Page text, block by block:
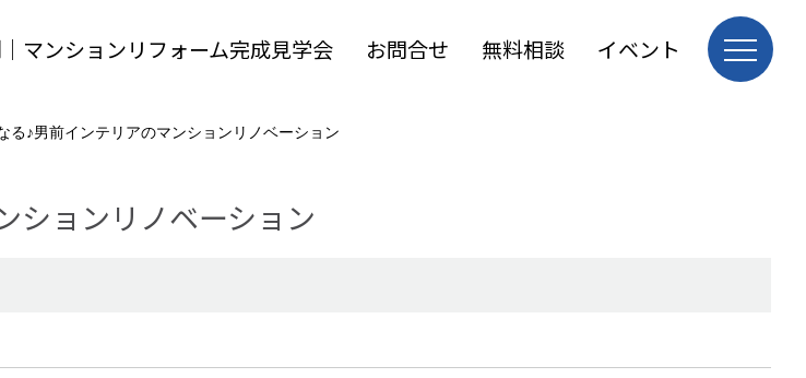
マンションリフォーム完成見学会 お問合せ 無料相談 イベント
る♪男前インテリアのマンションリノベーション
ションリノベーション